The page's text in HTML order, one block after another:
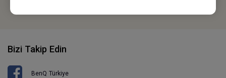
Bizi Takip Edin
BenQ Türkiye